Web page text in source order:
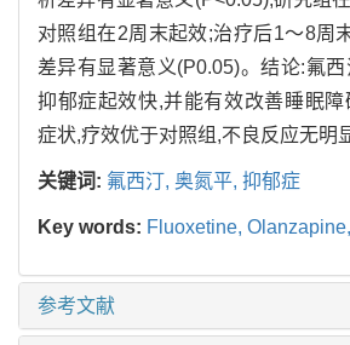
对照组在2周末起效;治疗后1～8周
差异有显著意义(P0.05)。结论:氟
抑郁症起效快,并能有效改善睡眠
症状,疗效优于对照组,不良反应无明
关键词: 氟西汀, 奥氮平, 抑郁症
Key words: Fluoxetine, Olanzapine,
参考文献